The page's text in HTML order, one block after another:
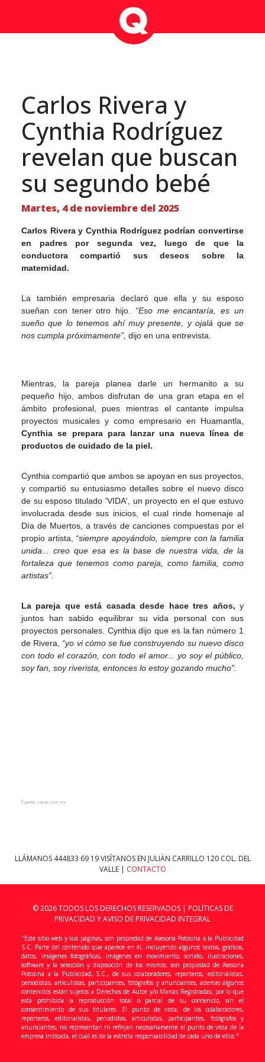
Carlos Rivera y
Cynthia Rodríguez
revelan que buscan
su segundo bebé
Martes, 4 de noviembre del 2025
Carlos Rivera y Cynthia Rodríguez podrían convertirse
en padres por segunda vez, luego de que la
conductora compartió sus deseos sobre la
maternidad.
La también empresaria declaró que ella y su esposo
sueñan con tener otro hijo. “Eso me encantaría, es un
sueño que lo tenemos ahí muy presente, y ojalá que se
nos cumpla próximamente”, dijo en una entrevista.
Mientras, la pareja planea darle un hermanito a su
pequeño hijo, ambos disfrutan de una gran etapa en el
ámbito profesional, pues mientras el cantante impulsa
proyectos musicales y como empresario en Huamantla,
Cynthia se prepara para lanzar una nueva línea de
productos de cuidado de la piel.
Cynthia compartió que ambos se apoyan en sus proyectos,
y compartió su entusiasmo detalles sobre el nuevo disco
de su esposo titulado 'VIDA', un proyecto en el que estuvo
involucrada desde sus inicios, el cual rinde homenaje al
Día de Muertos, a través de canciones compuestas por el
propio artista, “siempre apoyándolo, siempre con la familia
unida... creo que esa es la base de nuestra vida, de la
fortaleza que tenemos como pareja, como familia, como
artistas”.
La pareja que está casada desde hace tres años, y
juntos han sabido equilibrar su vida personal con sus
proyectos personales. Cynthia dijo que es la fan número 1
de Rivera, “yo vi cómo se fue construyendo su nuevo disco
con todo el corazón, con todo el amor... yo soy el público,
soy fan, soy riverista, entonces lo estoy gozando mucho”.
Fuente: caras.com.mx
LLÁMANOS 444833 69 19VISÍTANOS EN JULIÁN CARRILLO 120 COL. DEL
VALLE | CONTACTO
© 2026 TODOS LOS DERECHOS RESERVADOS | POLÍTICAS DE
PRIVACIDAD Y AVISO DE PRIVACIDAD INTEGRAL
"Este sitio web y sus páginas, son propiedad de Asesoria Potosina a la Publicidad
S.C. Parte del contenido que aparece en él, incluyendo algunos textos, gráficos,
datos, imágenes fotográficas, imágenes en movimiento, sonido, ilustraciones,
software y la selección y disposición de los mismos, son propiedad de Asesoria
Potosina a la Publicidad, S.C., de sus colaboradores, reporteros, editorialistas,
periodistas, articulistas, participantes, fotógrafos y anunciantes, además algunos
contenidos están sujetos a Derechos de Autor y/o Marcas Registradas; por lo que
está prohibida la reproducción total o parcial de su contenido, sin el
consentimiento de sus titulares. El punto de vista, de los colaboradores,
reporteros, editorialistas, periodistas, articulistas, participantes, fotógrafos y
anunciantes, no representan ni reflejan necesariamente el punto de vista de la
empresa indicada, el cual es de la estricta responsabilidad de cada uno de ellos."